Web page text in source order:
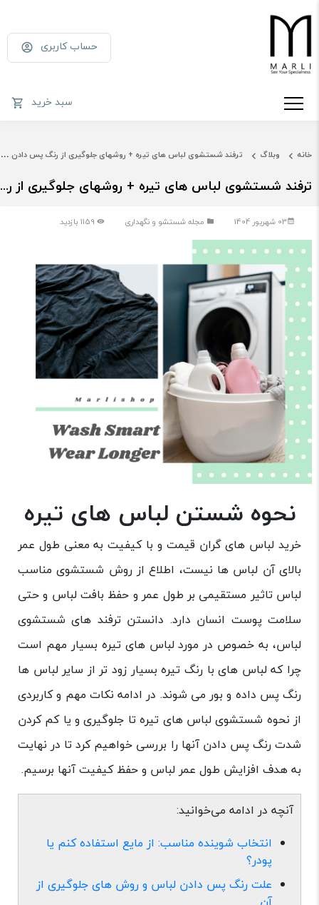
حساب کاربری
سبد خرید
خانه وبلاگ ترفند شستشوی لباس های تیره + روشهای جلوگیری از رنگ پس دادن و بور شدن آنها
ترفند شستشوی لباس های تیره + روشهای جلوگیری از رنگ پس دادن و بور شدن آنها
03 شهریور 1404 مجله شستشو و نگهداری
نحوه شستن لباس های تیره
خرید لباس های گران قیمت و با کیفیت به معنی طول عمر
بالای آن لباس ها نیست، اطلاع از روش شستشوی مناسب
لباس تاثیر مستقیمی بر طول عمر و حفظ بافت لباس و حتی
سلامت پوست انسان دارد. دانستن ترفند های شستشوی
لباس، به خصوص در مورد لباس های تیره بسیار مهم است
چرا که لباس های با رنگ تیره بسیار زود تر از سایر لباس ها
رنگ پس داده و بور می شوند. در ادامه نکات مهم و کاربردی
از نحوه شستشوی لباس های تیره تا جلوگیری و یا کم کردن
شدت رنگ پس دادن آنها را بررسی خواهیم کرد تا در نهایت
به هدف افزایش طول عمر لباس و حفظ کیفیت آنها برسیم.
آنچه در ادامه می‌خوانید:
انتخاب شوینده مناسب: از مایع استفاده کنم یا
پودر؟
علت رنگ پس دادن لباس و روش های جلوگیری از